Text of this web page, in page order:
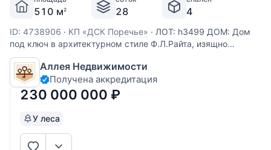
510 м2 28 4
ID: 4738906 · КП «ДСК Поречье» · ЛОТ: h3499 ДОМ: Дом
под ключ в архитектурном стиле Ф.Л.Райта, изящно
вписывающийся в пространство и находящийся в единении
с природой лесного участка. Сам дом выполнен из
кирпича. В доме функциональная планировка, со
спальными зонами на втором
Аллея Недвижимости
Получена аккредитация
230 000 000 ₽
У леса